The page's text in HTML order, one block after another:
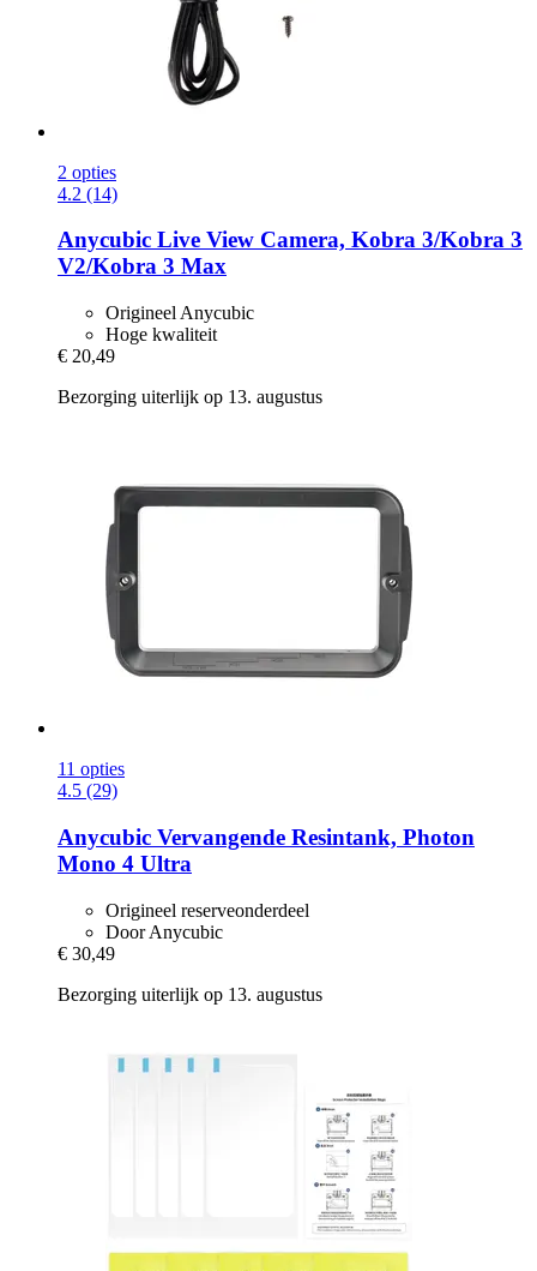
2 opties
4.2 (14)
Anycubic Live View Camera, Kobra 3/Kobra 3
V2/Kobra 3 Max
Origineel Anycubic
Hoge kwaliteit
€ 20,49
Bezorging uiterlijk op 13. augustus
11 opties
4.5 (29)
Anycubic Vervangende Resintank, Photon
Mono 4 Ultra
Origineel reserveonderdeel
Door Anycubic
€ 30,49
Bezorging uiterlijk op 13. augustus